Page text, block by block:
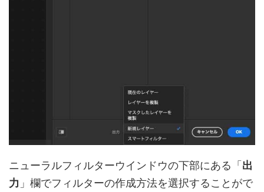
ニューラルフィルターウインドウの下部にある「 出
力 」欄でフィルターの作成方法を選択することがで